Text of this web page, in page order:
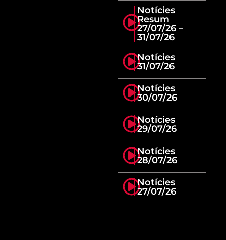
Notícies
Resum
27/07/26 –
31/07/26
Notícies
31/07/26
Notícies
30/07/26
Notícies
29/07/26
Notícies
28/07/26
Notícies
27/07/26